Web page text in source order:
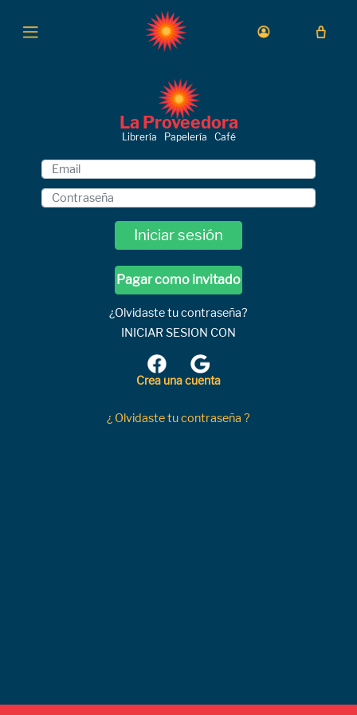
La Proveedora
Librería Papelería Café
Iniciar sesión
Pagar como invitado
¿Olvidaste tu contraseña?
INICIAR SESION CON
Crea una cuenta
¿ Olvidaste tu contraseña ?